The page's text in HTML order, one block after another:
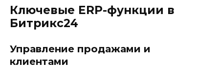
Ключевые ERP-функции в
Битрикс24
Управление продажами и
клиентами